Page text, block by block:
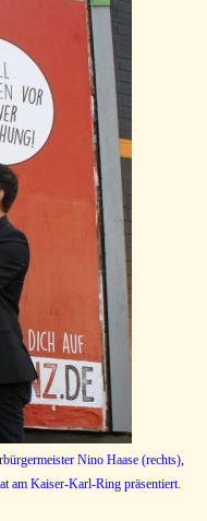
Nino Haase (rechts),
am Kaiser-Karl-Ring präsentiert.